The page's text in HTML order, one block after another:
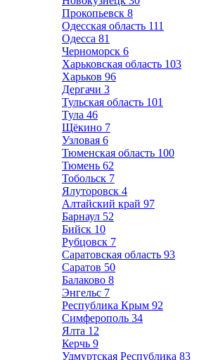
Прокопьевск 8
Одесская область 111
Одесса 81
Черноморск 6
Харьковская область 103
Харьков 96
Дергачи 3
Тульская область 101
Тула 46
Щёкино 7
Узловая 6
Тюменская область 100
Тюмень 62
Тобольск 7
Ялуторовск 4
Алтайский край 97
Барнаул 52
Бийск 10
Рубцовск 7
Саратовская область 93
Саратов 50
Балаково 8
Энгельс 7
Республика Крым 92
Симферополь 34
Ялта 12
Керчь 9
Удмуртская Республика 83